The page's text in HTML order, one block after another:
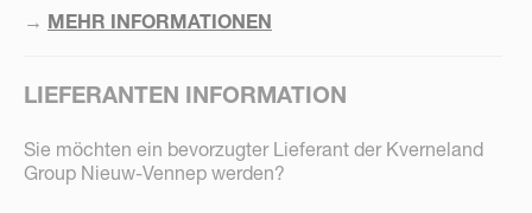
→ MEHR INFORMATIONEN
LIEFERANTEN INFORMATION
Sie möchten ein bevorzugter Lieferant der Kverneland
Group Nieuw-Vennep werden?